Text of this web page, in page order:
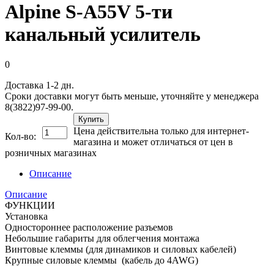
Alpine S-A55V 5-ти
канальный усилитель
0
Доставка 1-2 дн.
Сроки доставки могут быть меньше, уточняйте у менеджера
8(3822)97-99-00.
Кол-во:
Купить
Цена действительна только для интернет-
магазина и может отличаться от цен в
розничных магазинах
Описание
Описание
ФУНКЦИИ
Установка
Одностороннее расположение разъемов
Небольшие габариты для облегчения монтажа
Винтовые клеммы (для динамиков и силовых кабелей)
Крупные cиловые клеммы (кабель до 4AWG)